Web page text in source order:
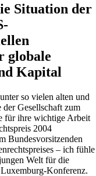
Situation der
globale
Kapital
so vielen alten und
Gesellschaft zum
für ihre wichtige Arbeit
2004
Bundesvorsitzenden
– ich fühle
Welt für die
Konferenz.